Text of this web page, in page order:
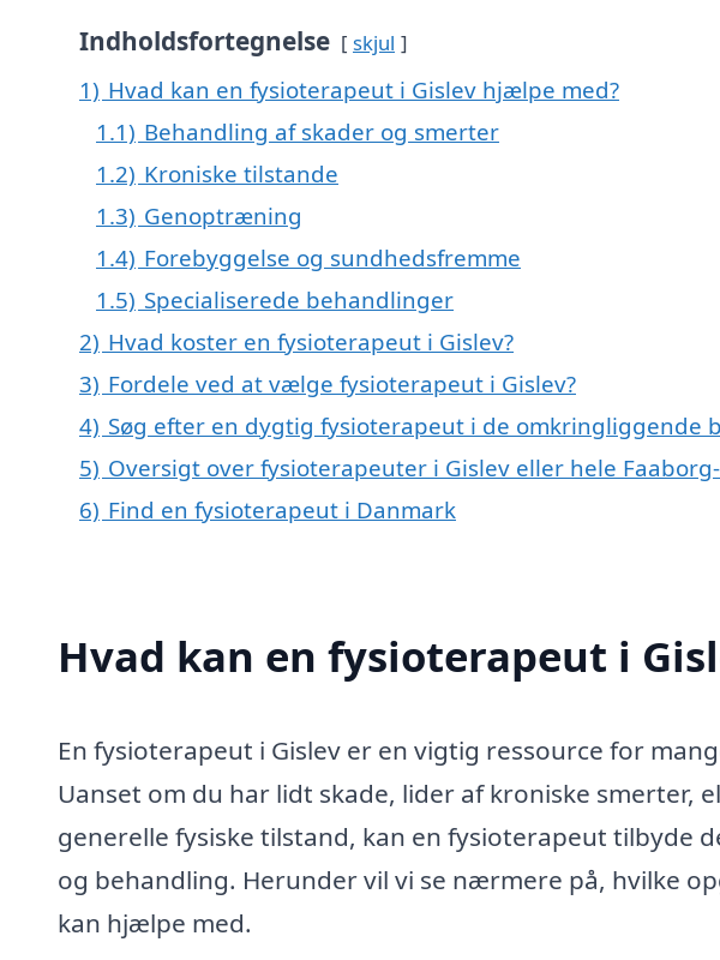
Indholdsfortegnelse skjul
1) Hvad kan en fysioterapeut i Gislev hjælpe med?
1.1) Behandling af skader og smerter
1.2) Kroniske tilstande
1.3) Genoptræning
1.4) Forebyggelse og sundhedsfremme
1.5) Specialiserede behandlinger
2) Hvad koster en fysioterapeut i Gislev?
3) Fordele ved at vælge fysioterapeut i Gislev?
4) Søg efter en dygtig fysioterapeut i de omkringliggende
5) Oversigt over fysioterapeuter i Gislev eller hele
6) Find en fysioterapeut i Danmark
Hvad kan en fysioterapeut i
En fysioterapeut i Gislev er en vigtig ressource for
Uanset om du har lidt skade, lider af kroniske smerter,
generelle fysiske tilstand, kan en fysioterapeut tilbyde
og behandling. Herunder vil vi se nærmere på, hvilke
kan hjælpe med.